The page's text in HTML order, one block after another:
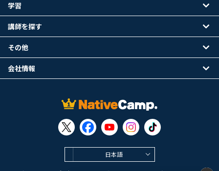
日本語
学習
講師を探す
その他
会社情報